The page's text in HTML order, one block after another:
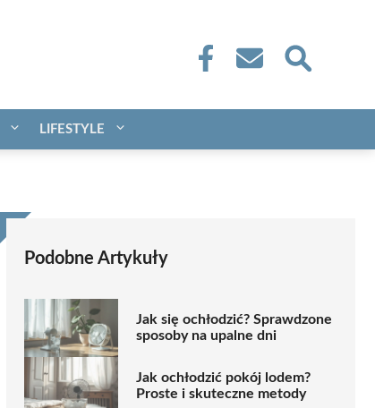
LIFESTYLE
Podobne Artykuły
Jak się ochłodzić? Sprawdzone
sposoby na upalne dni
Jak ochłodzić pokój lodem?
Proste i skuteczne metody